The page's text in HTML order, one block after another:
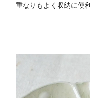
重なりもよく収納に便利